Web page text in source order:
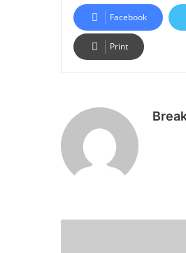
Facebook
Print